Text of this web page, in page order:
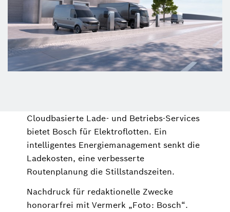
Cloudbasierte Lade- und Betriebs-Services
bietet Bosch für Elektroflotten. Ein
intelligentes Energiemanagement senkt die
Ladekosten, eine verbesserte
Routenplanung die Stillstandszeiten.
Nachdruck für redaktionelle Zwecke
honorarfrei mit Vermerk „Foto: Bosch“.